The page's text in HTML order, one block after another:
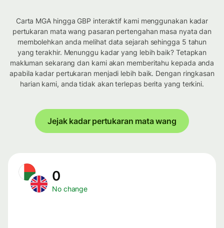
Carta MGA hingga GBP interaktif kami menggunakan kadar
pertukaran mata wang pasaran pertengahan masa nyata dan
membolehkan anda melihat data sejarah sehingga 5 tahun
yang terakhir. Menunggu kadar yang lebih baik? Tetapkan
makluman sekarang dan kami akan memberitahu kepada anda
apabila kadar pertukaran menjadi lebih baik. Dengan ringkasan
harian kami, anda tidak akan terlepas berita yang terkini.
Jejak kadar pertukaran mata wang
0
No change